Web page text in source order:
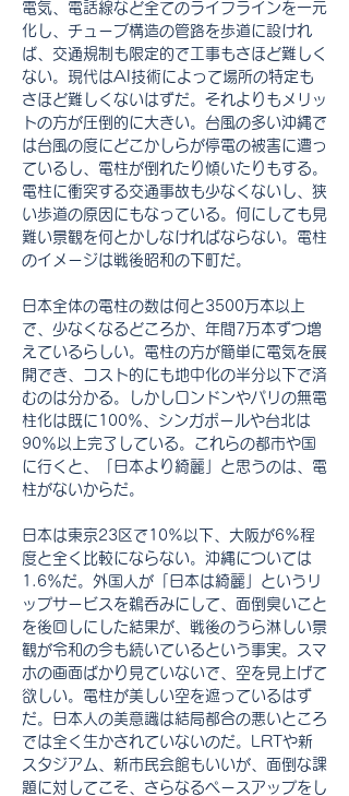
電気、電話線など全てのライフラインを一元
化し、チューブ構造の管路を歩道に設けれ
ば、交通規制も限定的で工事もさほど難しく
ない。現代はAI技術によって場所の特定も
さほど難しくないはずだ。それよりもメリッ
トの方が圧倒的に大きい。台風の多い沖縄で
は台風の度にどこかしらが停電の被害に遭っ
ているし、電柱が倒れたり傾いたりもする。
電柱に衝突する交通事故も少なくないし、狭
い歩道の原因にもなっている。何にしても見
難い景観を何とかしなければならない。電柱
のイメージは戦後昭和の下町だ。
日本全体の電柱の数は何と3500万本以上
で、少なくなるどころか、年間7万本ずつ増
えているらしい。電柱の方が簡単に電気を展
開でき、コスト的にも地中化の半分以下で済
むのは分かる。しかしロンドンやパリの無電
柱化は既に100％、シンガポールや台北は
90％以上完了している。これらの都市や国
に行くと、「日本より綺麗」と思うのは、電
柱がないからだ。
日本は東京23区で10%以下、大阪が6%程
度と全く比較にならない。沖縄については
1.6％だ。外国人が「日本は綺麗」というリ
ップサービスを鵜呑みにして、面倒臭いこと
を後回しにした結果が、戦後のうら淋しい景
観が令和の今も続いているという事実。スマ
ホの画面ばかり見ていないで、空を見上げて
欲しい。電柱が美しい空を遮っているはず
だ。日本人の美意識は結局都合の悪いところ
では全く生かされていないのだ。LRTや新
スタジアム、新市民会館もいいが、面倒な課
題に対してこそ、さらなるペースアップをし